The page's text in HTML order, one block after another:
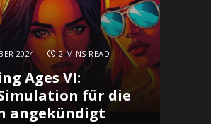
2024 2 MINS READ
Ages VI:
für die
angekündigt